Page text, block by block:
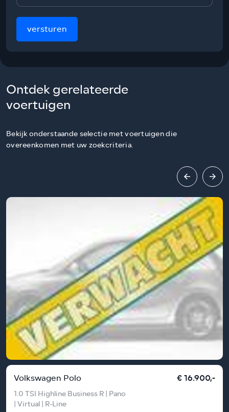
versturen
Ontdek gerelateerde
voertuigen
Bekijk onderstaande selectie met voertuigen die
overeenkomen met uw zoekcriteria.
Volkswagen Polo
1.0 TSI Highline Business R | Pano
| Virtual | R-Line
€ 16.900,-